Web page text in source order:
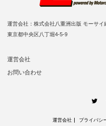
運営会社：株式会社八重洲出版 モーサイ
東京都中央区八丁堀4-5-9
運営会社
お問い合わせ
運営会社 プライバシ